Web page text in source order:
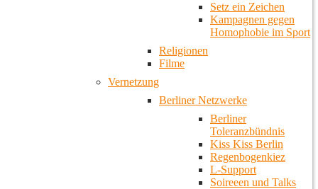
Setz ein Zeichen
Kampagnen gegen
Homophobie im Sport
Religionen
Filme
Vernetzung
Berliner Netzwerke
Berliner
Toleranzbündnis
Kiss Kiss Berlin
Regenbogenkiez
L-Support
Soireeen und Talks